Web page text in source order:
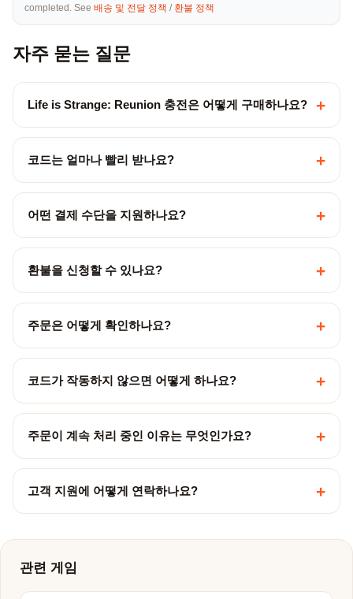
completed. See 배송 및 전달 정책 / 환불 정책
자주 묻는 질문
Life is Strange: Reunion 충전은 어떻게 구매하나요? +
코드는 얼마나 빨리 받나요? +
어떤 결제 수단을 지원하나요? +
환불을 신청할 수 있나요? +
주문은 어떻게 확인하나요? +
코드가 작동하지 않으면 어떻게 하나요? +
주문이 계속 처리 중인 이유는 무엇인가요? +
고객 지원에 어떻게 연락하나요? +
관련 게임